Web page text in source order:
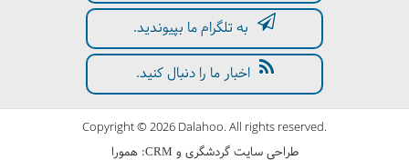
به تلگرام ما بپیوندید.
اخبار ما را دنبال کنید.
Copyright © 2026 Dalahoo. All rights reserved.
طراحی سایت گردشگری و CRM
:همورا